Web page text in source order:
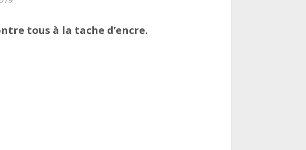
tous à la tache d’encre.